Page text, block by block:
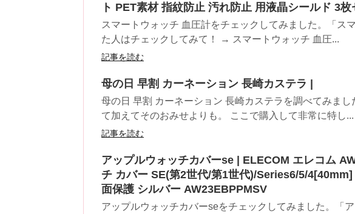
ト PET素材 指紋防止 汚れ防止 用液晶シールド 3枚
スマートウォッチ 血圧計をチェックしてみました。「ス
た人はチェックしてみて！ → スマートウォッチ 血圧...
記事を読む
母の日 早割 カーネーション 長崎カステラ |
母の日 早割 カーネーション 長崎カステラを調べてみま
て加えてそのおみせよりも。 ここで購入して非常に特し...
記事を読む
アップルウォッチカバーse | ELECOM エレコム
チ カバー SE(第2世代/第1世代)/Series6/5/
面保護 シルバー AW23EBPPMSV
アップルウォッチカバーseをチェックしてみました。「